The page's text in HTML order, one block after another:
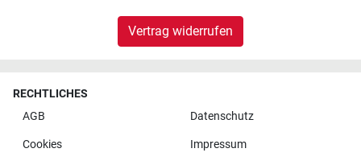
Vertrag widerrufen
RECHTLICHES
AGB
Datenschutz
Cookies Impressum